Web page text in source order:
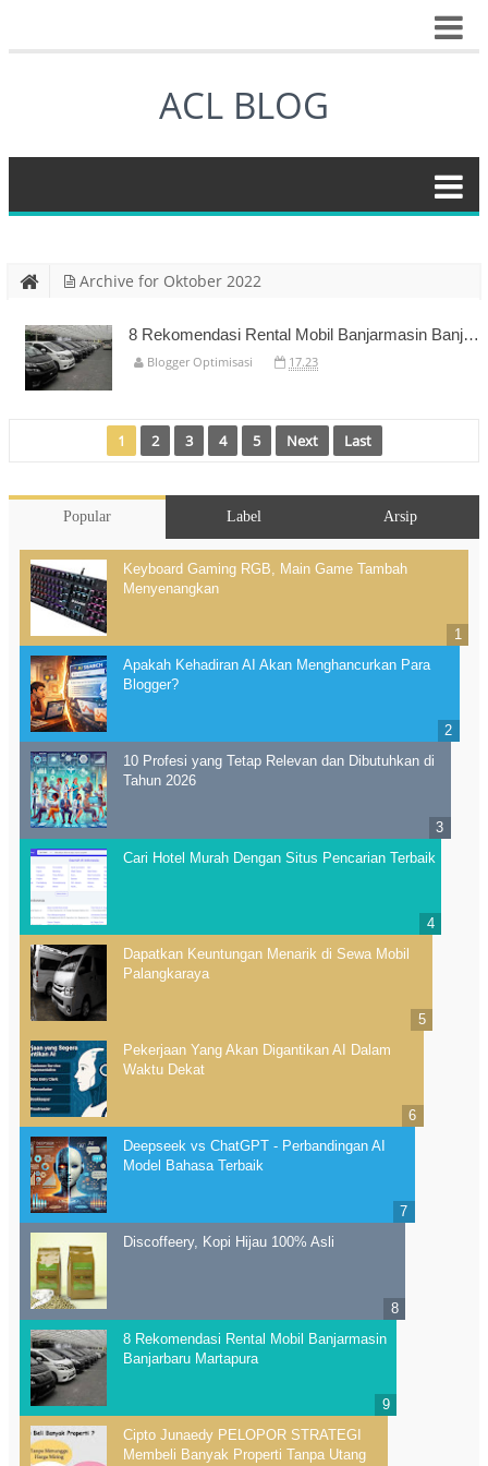
ACL BLOG
Archive for Oktober 2022
8 Rekomendasi Rental Mobil Banjarmasin Banjarbaru Martapura
Blogger Optimisasi 17.23
1 2 3 4 5 Next Last
Popular Label Arsip
Keyboard Gaming RGB, Main Game Tambah
Menyenangkan
Apakah Kehadiran AI Akan Menghancurkan Para
Blogger?
10 Profesi yang Tetap Relevan dan Dibutuhkan di
Tahun 2026
Cari Hotel Murah Dengan Situs Pencarian Terbaik
Dapatkan Keuntungan Menarik di Sewa Mobil
Palangkaraya
Pekerjaan Yang Akan Digantikan AI Dalam
Waktu Dekat
Deepseek vs ChatGPT - Perbandingan AI
Model Bahasa Terbaik
Discoffeery, Kopi Hijau 100% Asli
8 Rekomendasi Rental Mobil Banjarmasin
Banjarbaru Martapura
Cipto Junaedy PELOPOR STRATEGI
Membeli Banyak Properti Tanpa Utang